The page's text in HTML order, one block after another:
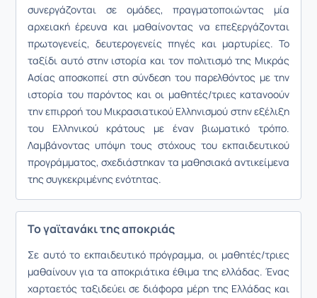
συνεργάζονται σε ομάδες, πραγματοποιώντας μία
αρχειακή έρευνα και μαθαίνοντας να επεξεργάζονται
πρωτογενείς, δευτερογενείς πηγές και μαρτυρίες. Το
ταξίδι αυτό στην ιστορία και τον πολιτισμό της Μικράς
Ασίας αποσκοπεί στη σύνδεση του παρελθόντος με την
ιστορία του παρόντος και οι μαθητές/τριες κατανοούν
την επιρροή του Μικρασιατικού Ελληνισμού στην εξέλιξη
του Ελληνικού κράτους με έναν βιωματικό τρόπο.
Λαμβάνοντας υπόψη τους στόχους του εκπαιδευτικού
προγράμματος, σχεδιάστηκαν τα μαθησιακά αντικείμενα
της συγκεκριμένης ενότητας.
Το γαϊτανάκι της αποκριάς
Σε αυτό το εκπαιδευτικό πρόγραμμα, οι μαθητές/τριες
μαθαίνουν για τα αποκριάτικα έθιμα της ελλάδας. Ένας
χαρταετός ταξιδεύει σε διάφορα μέρη της Ελλάδας και